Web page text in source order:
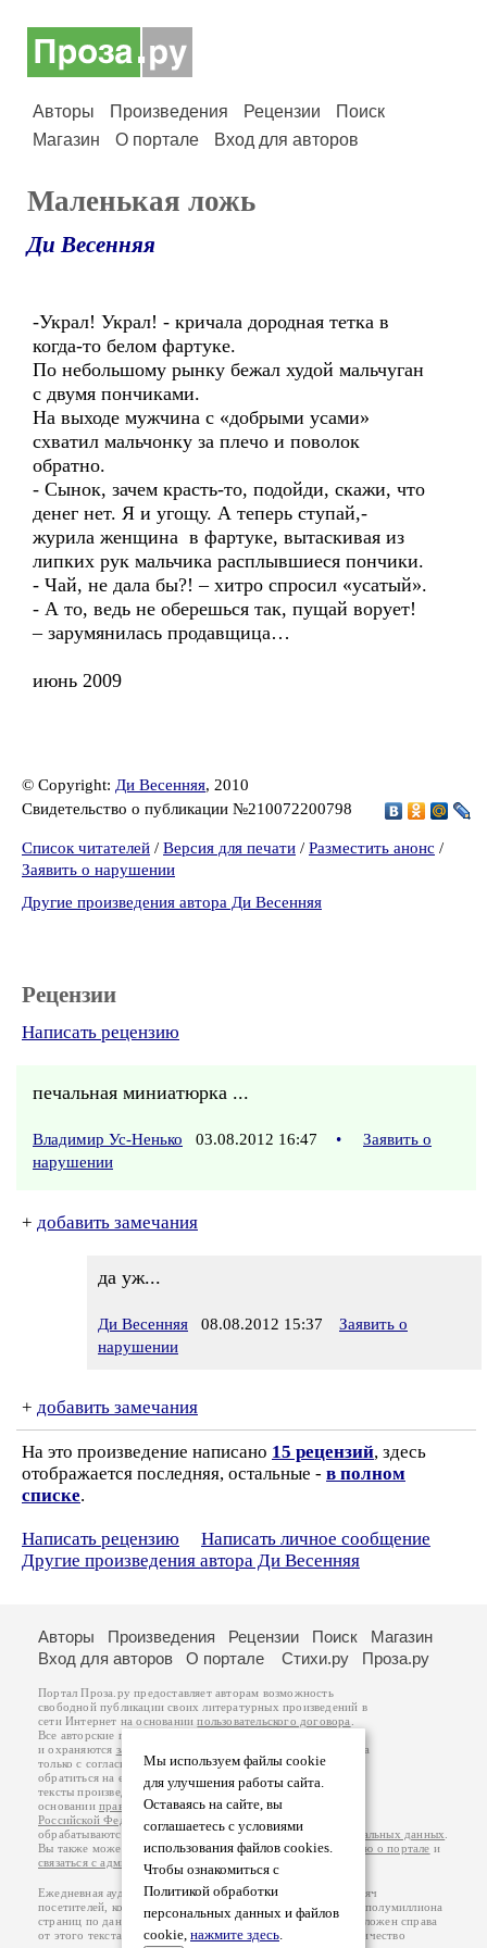
Авторы Произведения Рецензии
Поиск
Магазин
О портале Вход для авторов
Маленькая ложь
Ди Весенняя
-Украл! Украл! - кричала дородная тетка в
когда-то белом фартуке.
По небольшому рынку бежал худой мальчуган
с двумя пончиками.
На выходе мужчина с «добрыми усами»
схватил мальчонку за плечо и поволок
обратно.
- Сынок, зачем красть-то, подойди, скажи, что
денег нет. Я и угощу. А теперь ступай,-
журила женщина в фартуке, вытаскивая из
липких рук мальчика расплывшиеся пончики.
- Чай, не дала бы?! – хитро спросил «усатый».
- А то, ведь не оберешься так, пущай ворует!
– зарумянилась продавщица…
июнь 2009
© Copyright: Ди Весенняя, 2010
Свидетельство о публикации №210072200798
Список читателей / Версия для печати / Разместить анонс /
Заявить о нарушении
Другие произведения автора Ди Весенняя
Рецензии
Написать рецензию
печальная миниатюрка ...
Владимир Ус-Ненько 03.08.2012 16:47 •
Заявить о
нарушении
+ добавить замечания
да уж...
Ди Весенняя 08.08.2012 15:37
Заявить о
нарушении
+ добавить замечания
На это произведение написано 15 рецензий, здесь
отображается последняя, остальные - в полном
списке.
Написать рецензию
Написать личное сообщение
Другие произведения автора Ди Весенняя
Мы используем файлы cookie
для улучшения работы сайта.
Оставаясь на сайте, вы
соглашаетесь с условиями
использования файлов cookies.
Чтобы ознакомиться с
Политикой обработки
персональных данных и файлов
cookie, нажмите здесь.
Авторы Произведения Рецензии Поиск
Магазин
Вход для авторов
О портале Стихи.ру Проза.ру
Портал Проза.ру предоставляет авторам возможность
свободной публикации своих литературных произведений в
сети Интернет на основаниипользовательского договора
Все авторские права на произведения принадлежат авторам
и охраняются законом
. Перепечатка произведений возможна
только с согласия его автора, к которому вы можете
обратиться на его авторской странице. Ответственность за
тексты произведений авторы несут самостоятельно на
основанииправил публикацииизаконодательства
Российской Федерации
обрабатываются на основанииПолитики обработки персональных данных
Вы также можете посмотреть более подробнуюинформацию о портале и
связаться с администрацией
Ежедневная аудитория портала Проза.ру – порядка 100 тысяч
посетителей, которые в общей сумме просматривают более полумиллиона
страниц по данным счетчика посещаемости, который расположен справа
от этого текста. В каждой графе указано по две цифры: количество